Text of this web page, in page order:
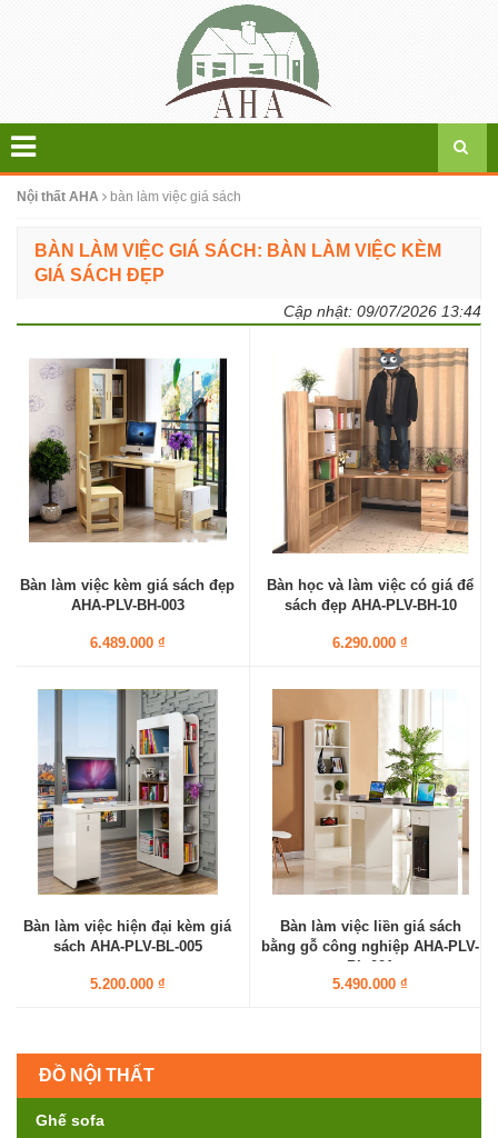
Nội thất AHA bàn làm việc giá sách
BÀN LÀM VIỆC GIÁ SÁCH: BÀN LÀM VIỆC KÈM
GIÁ SÁCH ĐẸP
Cập nhật: 09/07/2026 13:44
Bàn làm việc kèm giá sách đẹp
AHA-PLV-BH-003
6.489.000 ₫
Bàn học và làm việc có giá để
sách đẹp AHA-PLV-BH-10
6.290.000 ₫
Bàn làm việc hiện đại kèm giá
sách AHA-PLV-BL-005
5.200.000 ₫
Bàn làm việc liền giá sách
bằng gỗ công nghiệp AHA-PLV-
BL-001
5.490.000 ₫
ĐỒ NỘI THẤT
Ghế sofa